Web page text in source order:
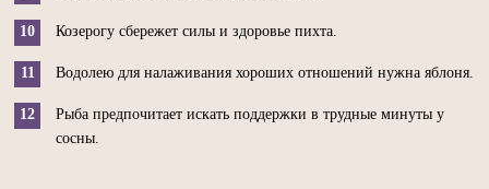
Козерогу сбережет силы и здоровье пихта.
Водолею для налаживания хороших отношений нужна яблоня.
Рыба предпочитает искать поддержки в трудные минуты у
сосны.